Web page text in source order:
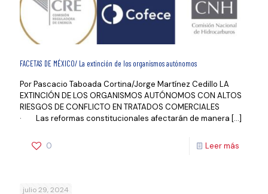
FACETAS DE MÉXICO/ La extinción de los organismos autónomos
Por Pascacio Taboada Cortina/Jorge Martínez Cedillo LA
EXTINCIÓN DE LOS ORGANISMOS AUTÓNOMOS CON ALTOS
RIESGOS DE CONFLICTO EN TRATADOS COMERCIALES
· Las reformas constitucionales afectarán de manera […]
0 Leer más
julio 29, 2024